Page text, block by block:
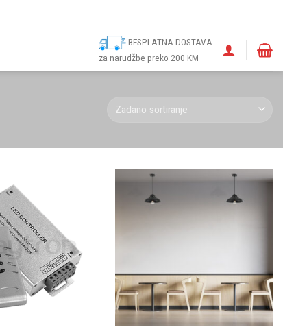
BESPLATNA DOSTAVA
za narudžbe preko 200 KM
omiljene